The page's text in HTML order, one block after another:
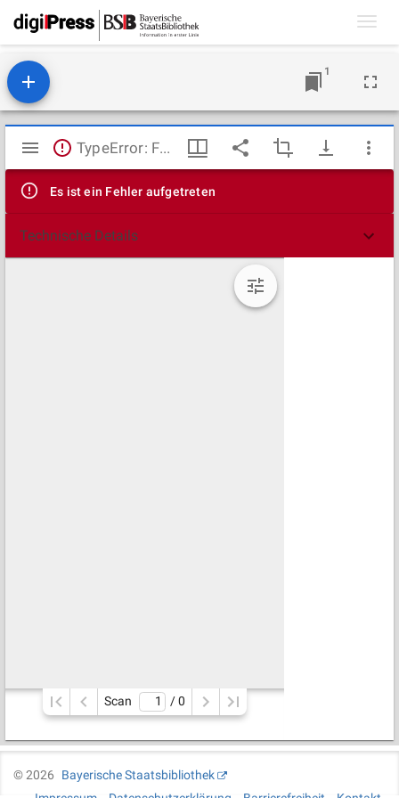
1
Mirador
Viewer
TypeError: Failed to fetch
Es ist ein Fehler aufgetreten
Technische Details
Scan / 0
©2026
Bayerische Staatsbibliothek